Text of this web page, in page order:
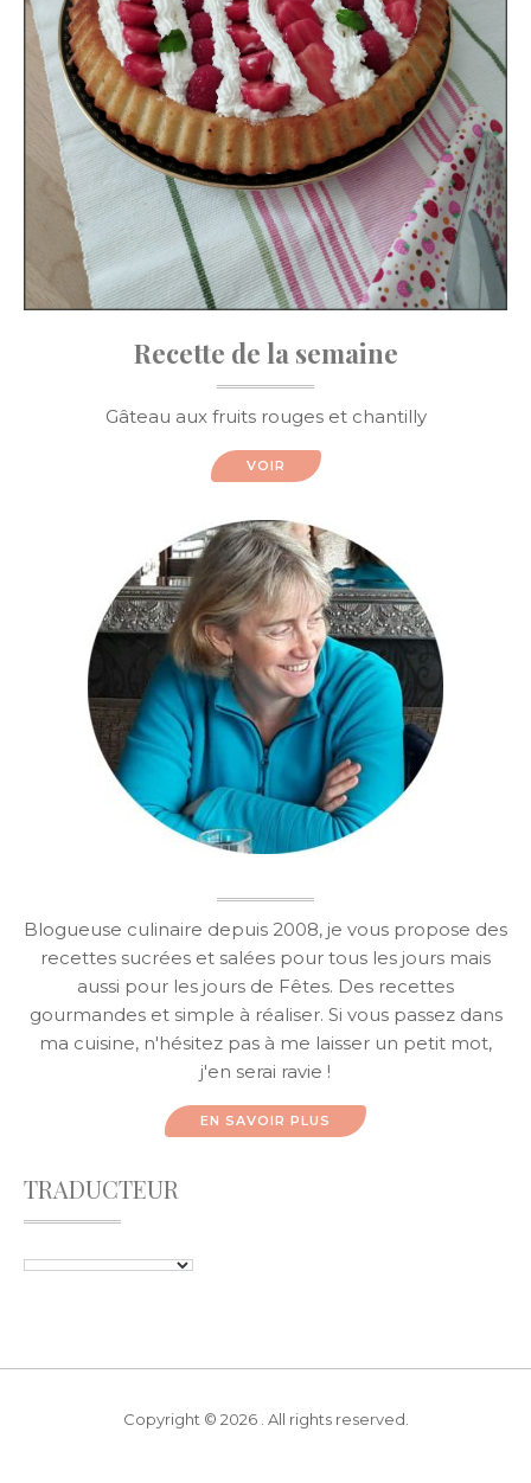
Recette de la semaine
Gâteau aux fruits rouges et chantilly
VOIR
Blogueuse culinaire depuis 2008, je vous propose des
recettes sucrées et salées pour tous les jours mais
aussi pour les jours de Fêtes. Des recettes
gourmandes et simple à réaliser. Si vous passez dans
ma cuisine, n'hésitez pas à me laisser un petit mot,
j'en serai ravie !
EN SAVOIR PLUS
TRADUCTEUR
Copyright © 2026 . All rights reserved.